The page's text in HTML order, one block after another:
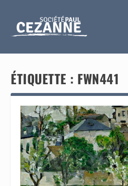
ÉTIQUETTE : FWN441